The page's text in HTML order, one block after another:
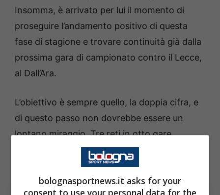
Insomma, è arrivato per lui il momento di
proseguire l’andamento positivo di questa
fase di stagione e trovare continuità già dalla
prossima gara di campionato contro il Lecce,
al Dall’Ara.
L’obiettivo è sempre quello, la doppia cifra, e
di questo passo non dovrebbe essere un
lontano miraggio. Tre reti in otto gare
significano, in prospettiva, quota 14 reti a fine
bolognasportnews.it asks for your
consent to use your personal data for the